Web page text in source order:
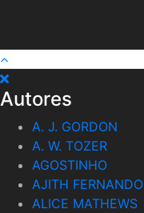
Autores
A. J. GORDON
A. W. TOZER
AGOSTINHO
AJITH FERNANDO
ALICE MATHEWS